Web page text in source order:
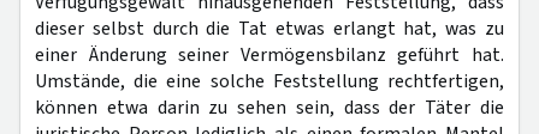
dieser selbst durch die Tat etwas erlangt hat, was zu
einer Änderung seiner Vermögensbilanz geführt hat.
Umstände, die eine solche Feststellung rechtfertigen,
können etwa darin zu sehen sein, dass der Täter die